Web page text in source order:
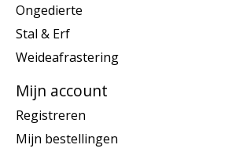
Ongedierte
Stal & Erf
Weideafrastering
Mijn account
Registreren
Mijn bestellingen